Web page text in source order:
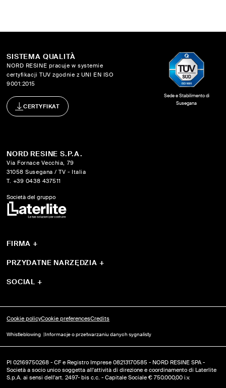
Sede e Stabilimento di
Susegana
SISTEMA QUALITÀ
NORD RESINE pracuje w systemie
certyfikacji TUV zgodnie z UNI EN ISO
9001:2015
CERTYFIKAT
NORD RESINE S.P.A.
Via Fornace Vecchia, 79
31058 Susegana / TV - Italia
T. +39 0438 437511
Società del gruppo
FIRMA+
Sistemi
PRZYDATNE NARZĘDZIA +
Pobierz
SOCIAL +
Cookie policyCookie preferencesCredits
Whistleblowing Informacje o przetwarzaniu danych sygnalisty
PI 02169750268 - CF e Registro Imprese 08213170585 - NORD RESINE SPA -
Società a socio unico soggetta all'attività di direzione e coordinamento di Laterlite
S.p.A. ai sensi dell'art. 2497- bis c.c. - Capitale Sociale € 750.000,00 i.v.